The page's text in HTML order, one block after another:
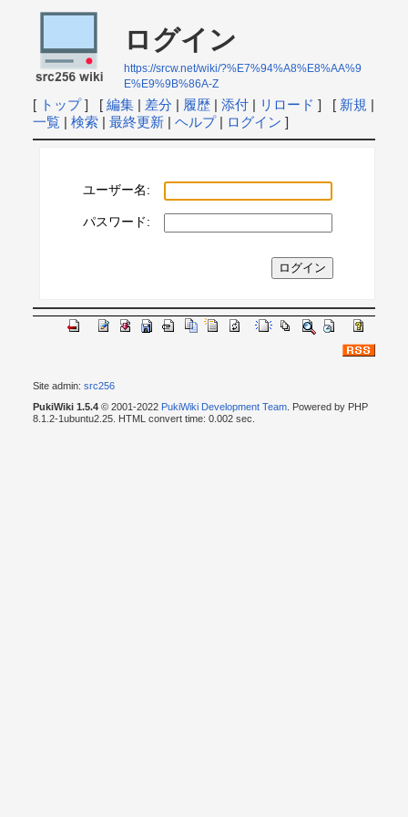
ログイン
https://srcw.net/wiki/?%E7%94%A8%E8%AA%9
E%E9%9B%86A-Z
[ トップ] [ 編集| 差分 | 履歴| 添付| リロード ] [ 新規 |
一覧| 検索| 最終更新| ヘルプ| ログイン ]
ユーザー名:
パスワード:
Site admin: src256
PukiWiki 1.5.4© 2001-2022 PukiWiki Development Team. Powered by PHP
8.1.2-1ubuntu2.25. HTML convert time: 0.002 sec.